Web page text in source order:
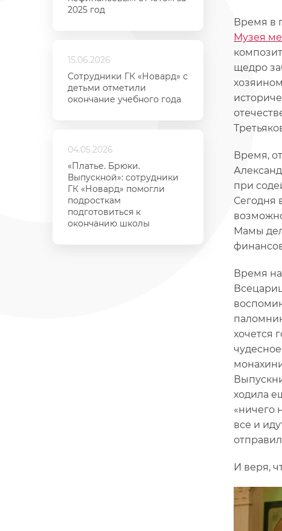
2025 год
15.06.2026
Сотрудники ГК «Новард» с
детьми отметили
окончание учебного года
04.05.2026
«Платье. Брюки.
Выпускной»: сотрудники
ГК «Новард» помогли
подросткам
подготовиться к
окончанию школы
Время в
Музея
щедро
Время,
при
Сегодня
Мамы
Время
хочется
ходила
«ничего
все и
И веря,